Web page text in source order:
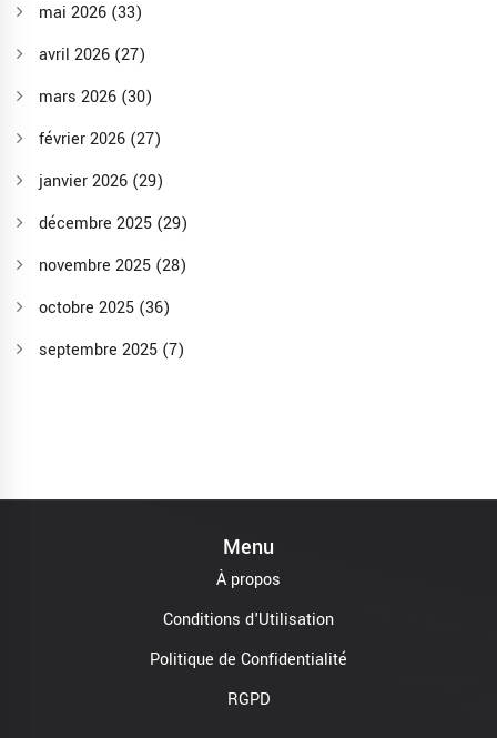
mai 2026 (33)
avril 2026 (27)
mars 2026 (30)
février 2026 (27)
janvier 2026 (29)
décembre 2025 (29)
novembre 2025 (28)
octobre 2025 (36)
septembre 2025 (7)
Menu
À propos
Conditions d'Utilisation
Politique de Confidentialité
RGPD